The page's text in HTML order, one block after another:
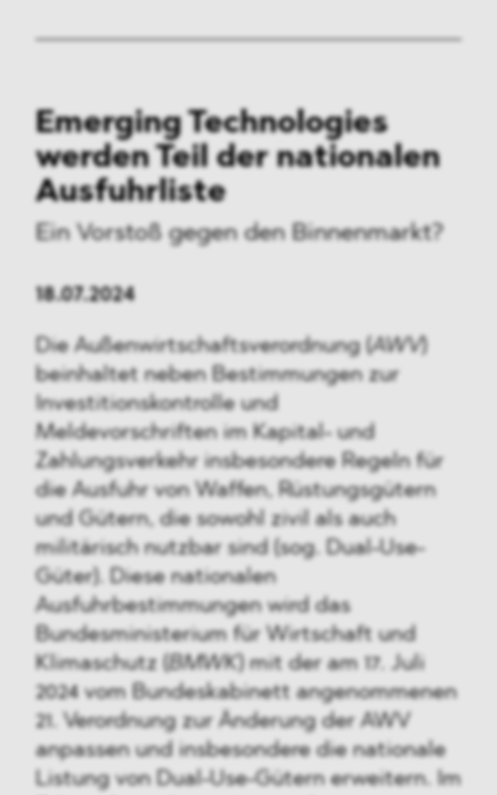
Emerging Technologies
werden Teil der nationalen
Ausfuhrliste
Ein Vorstoß gegen den Binnenmarkt?
18.07.2024
Die Außenwirtschaftsverordnung (AWV)
beinhaltet neben Bestimmungen zur
Investitionskontrolle und
Meldevorschriften im Kapital- und
Zahlungsverkehr insbesondere Regeln für
die Ausfuhr von Waffen, Rüstungsgütern
und Gütern, die sowohl zivil als auch
militärisch nutzbar sind (sog. Dual-Use-
Güter). Diese nationalen
Ausfuhrbestimmungen wird das
Bundesministerium für Wirtschaft und
Klimaschutz (
BMWK) mit der am 17. Juli
2024 vom Bundeskabinett angenommenen
21. Verordnung zur Änderung der AWV
anpassen und insbesondere die nationale
Listung von Dual-Use-Gütern erweitern. Im